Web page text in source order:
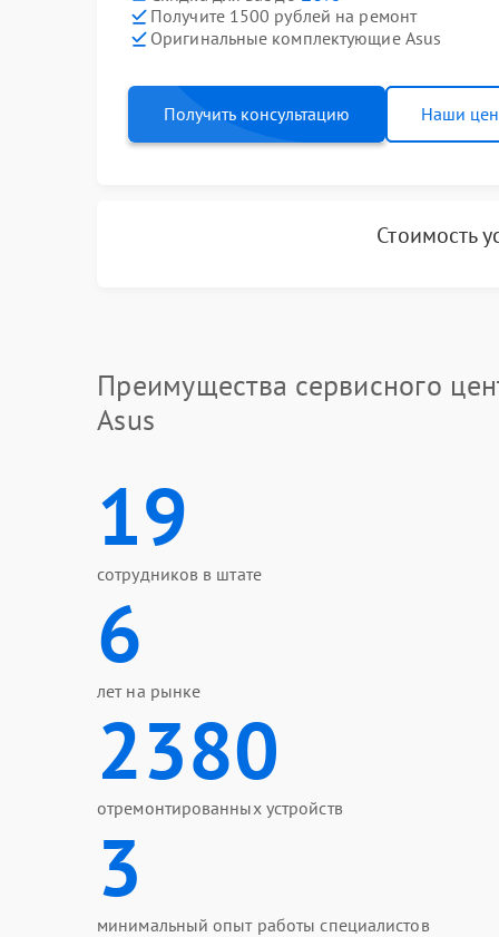
Получите 1500 рублей на ремонт
Оригинальные комплектующие Asus
Получить консультацию Наши
Стоимость
Преимущества сервисного
Asus
19
сотрудников в штате
6
лет на рынке
2380
отремонтированных устройств
3
минимальный опыт работы специалистов